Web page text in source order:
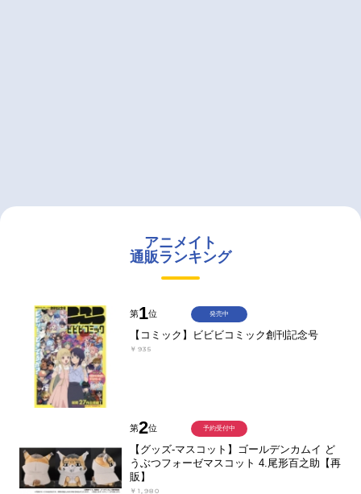
アニメイト
通販ランキング
第1位
【コミック】ビビビコミック創刊記念号
￥935
発売中
第2位
【グッズ-マスコット】ゴールデンカムイ ど
うぶつフォーゼマスコット 4.尾形百之助【再
販】
￥1,980
予約受付中